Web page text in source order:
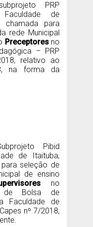
PRP
Faculdade de
chamada para
rede Municipal
Preceptoresno
– PRP
relativo ao
na forma da
Pibid
de Itaituba,
seleção de
de ensino
no
de Bolsa de
Faculdade de
nº 7/2018,